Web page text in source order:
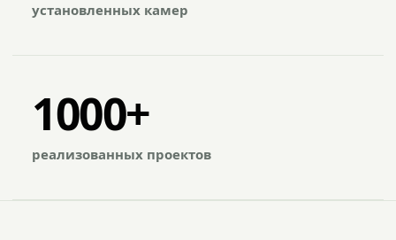
установленных камер
1000+
реализованных проектов